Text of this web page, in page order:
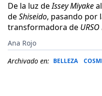
De la luz deIssey Miyake
deShiseido, pasando por
transformadora de
Ana Rojo
Archivado en: BELLEZA